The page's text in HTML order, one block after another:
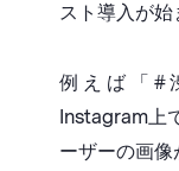
スト導入が始
例えば「#
Instagram上
ーザーの画像